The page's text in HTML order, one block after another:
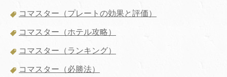
コマスター（プレートの効果と評価）
コマスター（ホテル攻略）
コマスター（ランキング）
コマスター（必勝法）